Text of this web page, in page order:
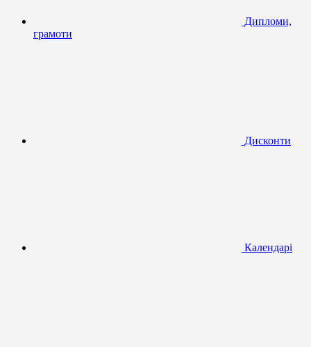
Дипломи,
грамоти
Дисконти
Календарі